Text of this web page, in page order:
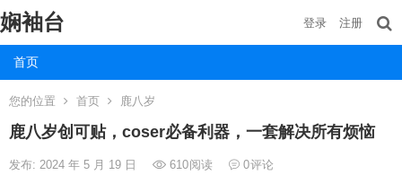
娴袖台
首页
登录 注册
您的位置 首页 鹿八岁
鹿八岁创可贴，coser必备利器，一套解决所有烦恼
发布: 2024 年 5 月 19 日 610阅读 0评论